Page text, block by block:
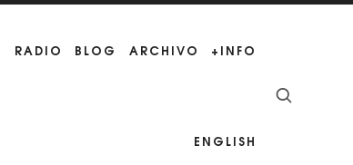
RADIO BLOG ARCHIVO +INFO
ENGLISH